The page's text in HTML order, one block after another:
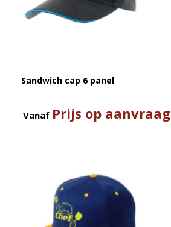
Sandwich cap 6 panel
Vanaf Prijs op aanvraag